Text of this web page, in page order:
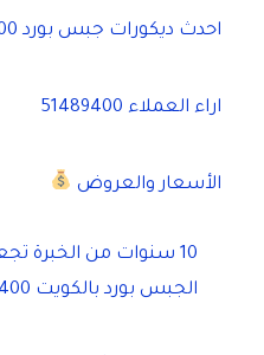
احدث ديكورات جبس بورد 51489400
اراء العملاء 51489400
الأسعار والعروض
10 سنوات من الخبرة
الجبس بورد بالكويت 51489400